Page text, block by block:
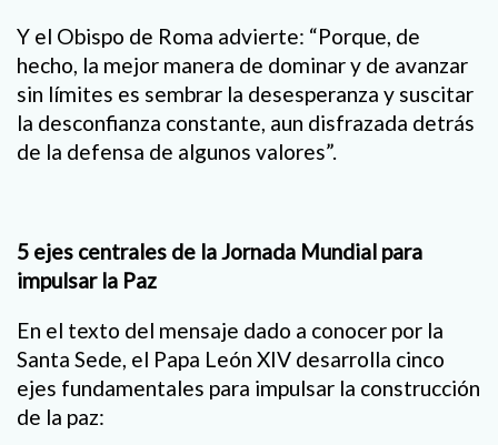
Y el Obispo de Roma advierte: “Porque, de
hecho, la mejor manera de dominar y de avanzar
sin límites es sembrar la desesperanza y suscitar
la desconfianza constante, aun disfrazada detrás
de la defensa de algunos valores”.
5 ejes centrales de la Jornada Mundial para
impulsar la Paz
En el texto del mensaje dado a conocer por la
Santa Sede, el Papa León XIV desarrolla cinco
ejes fundamentales para impulsar la construcción
de la paz: